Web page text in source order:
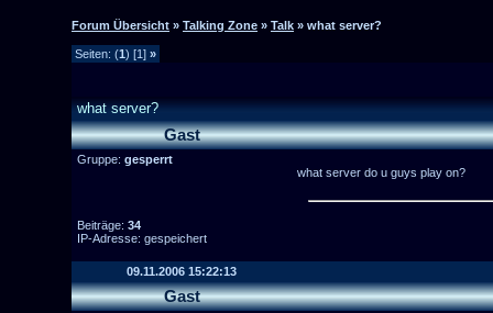
Forum Übersicht » Talking Zone » Talk » what server?
Seiten: (1) [1] »
what server?
Gast
Gruppe: gesperrt
Beiträge: 34
IP-Adresse: gespeichert
what server do u guys play on?
09.11.2006 15:22:13
Gast